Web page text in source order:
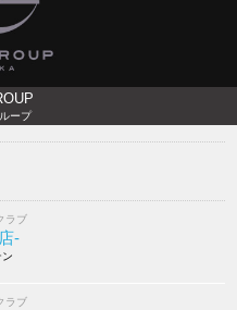
ープ
ラブ
-
ラブ